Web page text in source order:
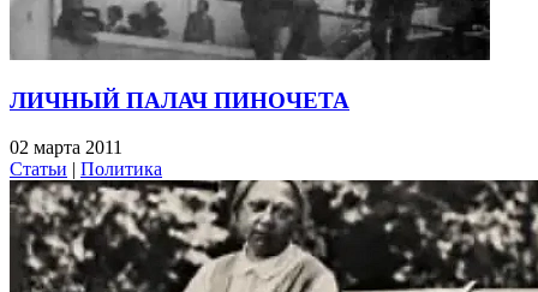
ЛИЧНЫЙ ПАЛАЧ ПИНОЧЕТА
02 марта 2011
Статьи | Политика